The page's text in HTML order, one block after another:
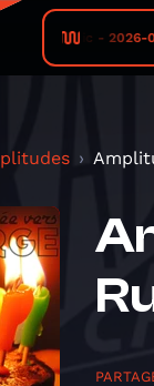
Mosaic - 2026-08-